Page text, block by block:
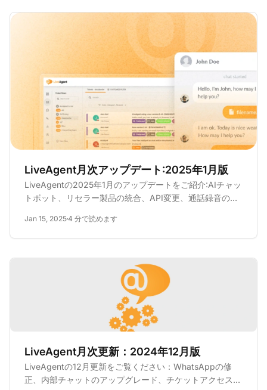
LiveAgent月次アップデート:2025年1月版
LiveAgentの2025年1月のアップデートをご紹介:AIチャッ
トボット、リセラー製品の統合、API変更、通話録音の修
Jan 15, 20254 分で読めます
LiveAgent月次更新：2024年12月版
LiveAgentの12月更新をご覧ください：WhatsAppの修
正、内部チャットのアップグレード、チケットアクセスの